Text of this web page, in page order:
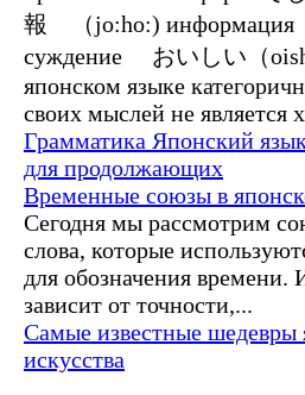
報 （jo:ho:)
суждение おいしい（
японском языке
своих мыслей не является
Грамматика Японский
для продолжающих
Временные союзы в
Сегодня мы рассмотрим
слова, которые
для обозначения времени.
зависит от точности,...
Самые известные шедевры
искусства